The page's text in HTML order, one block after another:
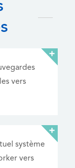
vers
système
vers